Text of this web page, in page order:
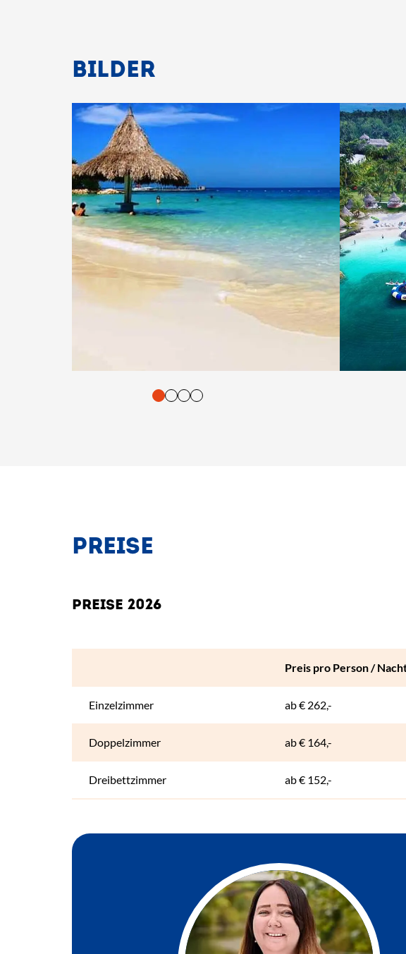
BILDER
Bestätigung und Vorlesen der Inhalte mit Leertaste oder Tabulator-Taste.
PREISE
PREISE 2026
Preis pro Person /
Einzelzimmer ab€ 262,-
Doppelzimmer ab€ 164,-
Dreibettzimmer ab€ 152,-